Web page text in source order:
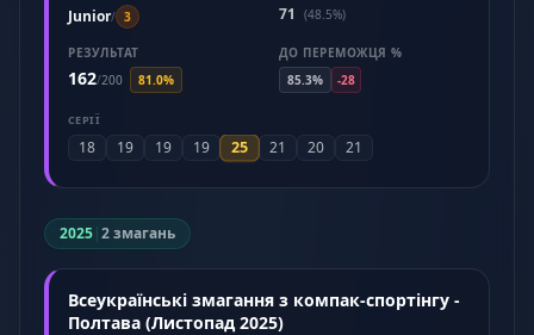
Junior/ 3 71 (48.5%)
РЕЗУЛЬТАТ
162/200 81.0%
ДО ПЕРЕМОЖЦЯ %
85.3%
-28
СЕРІЇ
18 19 19 19 25 21 20 21
2025|2 змагань
Всеукраїнські змагання з компак-спортінгу -
Полтава (Листопад 2025)